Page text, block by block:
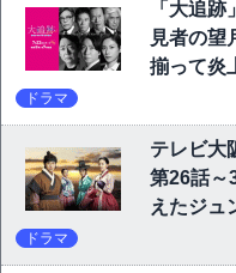
「大追
見者の望
揃って炎
ドラマ
テレビ大
第26話～
えたジュ
ドラマ